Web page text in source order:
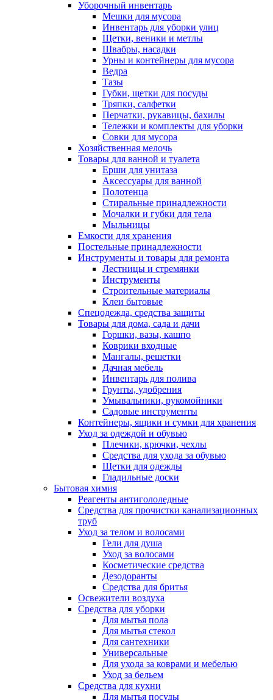
Уборочный инвентарь
Мешки для мусора
Инвентарь для уборки улиц
Щетки, веники и метлы
Швабры, насадки
Урны и контейнеры для мусора
Ведра
Тазы
Губки, щетки для посуды
Тряпки, салфетки
Перчатки, рукавицы, бахилы
Тележки и комплекты для уборки
Совки для мусора
Хозяйственная мелочь
Товары для ванной и туалета
Ерши для унитаза
Аксессуары для ванной
Полотенца
Стиральные принадлежности
Мочалки и губки для тела
Мыльницы
Емкости для хранения
Постельные принадлежности
Инструменты и товары для ремонта
Лестницы и стремянки
Инструменты
Строительные материалы
Клеи бытовые
Спецодежда, средства защиты
Товары для дома, сада и дачи
Горшки, вазы, кашпо
Коврики входные
Мангалы, решетки
Дачная мебель
Инвентарь для полива
Грунты, удобрения
Умывальники, рукомойники
Садовые инструменты
Контейнеры, ящики и сумки для хранения
Уход за одеждой и обувью
Плечики, крючки, чехлы
Средства для ухода за обувью
Щетки для одежды
Гладильные доски
Бытовая химия
Реагенты антигололедные
Средства для прочистки канализационных
труб
Уход за телом и волосами
Гели для душа
Уход за волосами
Косметические средства
Дезодоранты
Средства для бритья
Освежители воздуха
Средства для уборки
Для мытья пола
Для мытья стекол
Для сантехники
Универсальные
Для ухода за коврами и мебелью
Уход за бельем
Средства для кухни
Для мытья посуды